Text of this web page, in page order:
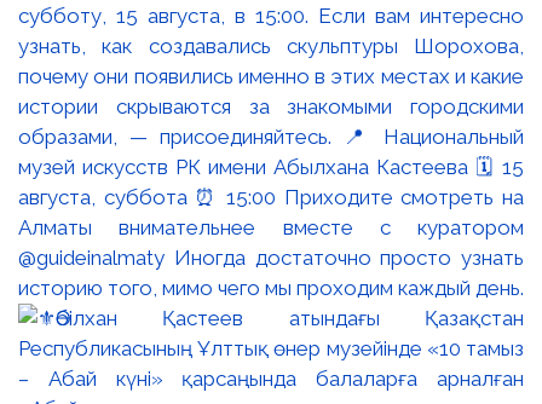
субботу, 15 августа, в 15:00. Если вам интересно
узнать, как создавались скульптуры Шорохова,
почему они появились именно в этих местах и какие
истории скрываются за знакомыми городскими
образами, — присоединяйтесь. 📍 Национальный
музей искусств РК имени Абылхана Кастеева 🗓 15
августа, суббота ⏰ 15:00 Приходите смотреть на
Алматы внимательнее вместе с куратором
@guideinalmaty Иногда достаточно просто узнать
историю того, мимо чего мы проходим каждый день.